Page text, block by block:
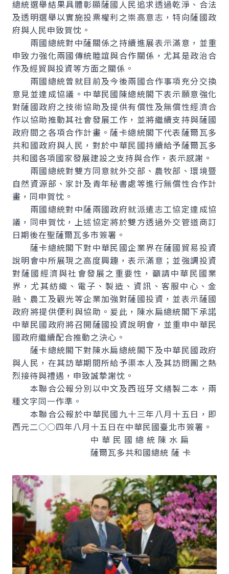
總統選舉結果具體彰顯薩國人民追求透過乾淨、合法
及透明選舉以實施投票權利之崇高意志，特向薩國政
府與人民申致賀忱。
兩國總統對中薩關係之持續進展表示滿意，並重
申致力強化兩國傳統睦誼與合作關係，尤其是政治合
作及經貿與投資等方面之關係。
兩國總統曾就目前及今後兩國合作事項充分交換
意見並達成協議。中華民國陳總統閣下表示願意強化
對薩國政府之技術協助及提供有償性及無償性經濟合
作以協助推動其社會發展工作，並將繼續支持與薩國
政府間之各項合作計畫。薩卡總統閣下代表薩爾瓦多
共和國政府與人民，對於中華民國持續給予薩爾瓦多
共和國各項國家發展建設之支持與合作，表示感謝。
兩國總統對雙方同意就外交部、農牧部、環境暨
自然資源部、家計及青年秘書處等進行無償性合作計
畫，同申賀忱。
兩國總統對中薩兩國政府就派遣志工協定達成協
議，同申賀忱，上述協定將於雙方透過外交管道商訂
日期後在聖薩爾瓦多市簽署。
薩卡總統閣下對中華民國企業界在薩國貿易投資
說明會中所展現之高度興趣，表示滿意；並強調投資
對薩國經濟與社會發展之重要性，籲請中華民國業
界，尤其紡織、電子、製造、資訊、客服中心、金
融、農工及觀光等企業加強對薩國投資，並表示薩國
政府將提供便利與協助。爰此，陳水扁總統閣下承諾
中華民國政府將召開薩國投資說明會，並重申中華民
國政府繼續配合推動之決心。
薩卡總統閣下對陳水扁總統閣下及中華民國政府
與人民，在其訪華期間所給予渠本人及其訪問團之熱
烈接待與禮遇，申致誠摯謝忱。
本聯合公報分別以中文及西班牙文繕製二本，兩
種文字同一作準。
本聯合公報於中華民國九十三年八月十五日，即
西元二○○四年八月十五日在中華民國臺北市簽署。
中 華 民 國 總 統 陳 水 扁
薩爾瓦多共和國總統 薩 卡